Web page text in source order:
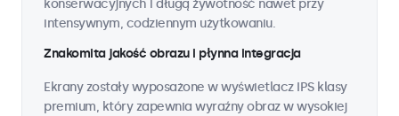
konserwacyjnych i długą żywotność nawet przy
intensywnym, codziennym użytkowaniu.
Znakomita jakość obrazu i płynna integracja
Ekrany zostały wyposażone w wyświetlacz IPS klasy
premium, który zapewnia wyraźny obraz w wysokiej